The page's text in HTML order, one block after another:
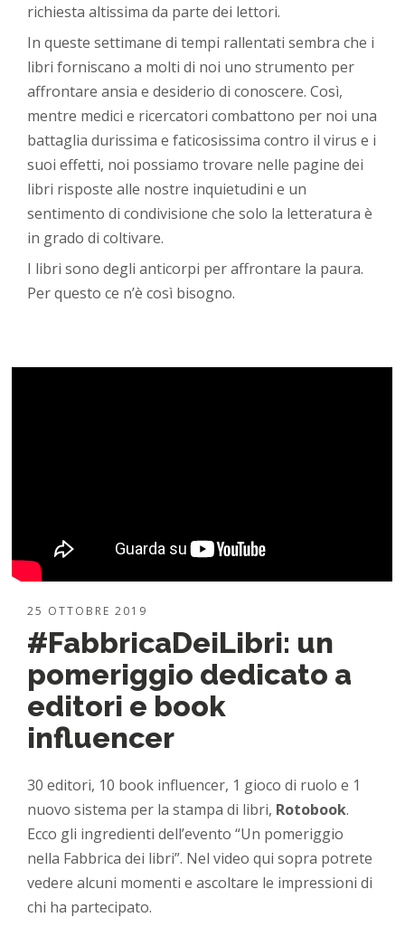
richiesta altissima da parte dei lettori.
In queste settimane di tempi rallentati sembra che i
libri forniscano a molti di noi uno strumento per
affrontare ansia e desiderio di conoscere. Così,
mentre medici e ricercatori combattono per noi una
battaglia durissima e faticosissima contro il virus e i
suoi effetti, noi possiamo trovare nelle pagine dei
libri risposte alle nostre inquietudini e un
sentimento di condivisione che solo la letteratura è
in grado di coltivare.
I libri sono degli anticorpi per affrontare la paura.
Per questo ce n’è così bisogno.
25 OTTOBRE 2019
#FabbricaDeiLibri: un
pomeriggio dedicato a
editori e book
influencer
30 editori, 10 book influencer, 1 gioco di ruolo e 1
nuovo sistema per la stampa di libri, Rotobook.
Ecco gli ingredienti dell’evento “Un pomeriggio
nella Fabbrica dei libri”. Nel video qui sopra potrete
vedere alcuni momenti e ascoltare le impressioni di
chi ha partecipato.